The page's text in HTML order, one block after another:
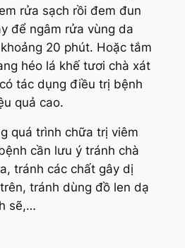
rửa sạch rồi đem đun
để ngâm rửa vùng da
20 phút. Hoặc tắm
héo lá khế tươi chà xát
tác dụng điều trị bệnh
quả cao.
quá trình chữa trị viêm
cần lưu ý tránh chà
tránh các chất gây dị
tránh dùng đồ len dạ
sẽ,…